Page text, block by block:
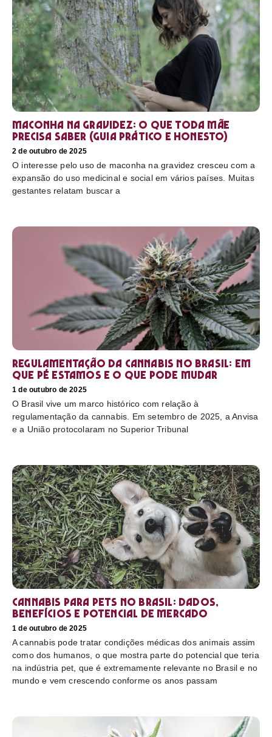
Maconha na gravidez: o que toda mãe
precisa saber (guia prático e honesto)
2 de outubro de 2025
O interesse pelo uso de maconha na gravidez cresceu com a
expansão do uso medicinal e social em vários países. Muitas
gestantes relatam buscar a
Regulamentação da cannabis no Brasil: em
que pé estamos e o que pode mudar
1 de outubro de 2025
O Brasil vive um marco histórico com relação à
regulamentação da cannabis. Em setembro de 2025, a Anvisa
e a União protocolaram no Superior Tribunal
Cannabis para pets no Brasil: dados,
benefícios e potencial de mercado
1 de outubro de 2025
A cannabis pode tratar condições médicas dos animais assim
como dos humanos, o que mostra parte do potencial que teria
na indústria pet, que é extremamente relevante no Brasil e no
mundo e vem crescendo conforme os anos passam